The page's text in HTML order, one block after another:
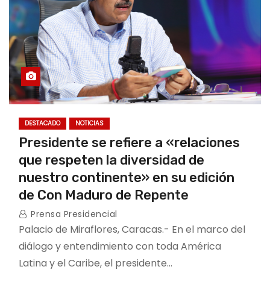
DESTACADO NOTICIAS
Presidente se refiere a «relaciones
que respeten la diversidad de
nuestro continente» en su edición
de Con Maduro de Repente
Prensa Presidencial
Palacio de Miraflores, Caracas.- En el marco del
diálogo y entendimiento con toda América
Latina y el Caribe, el presidente…